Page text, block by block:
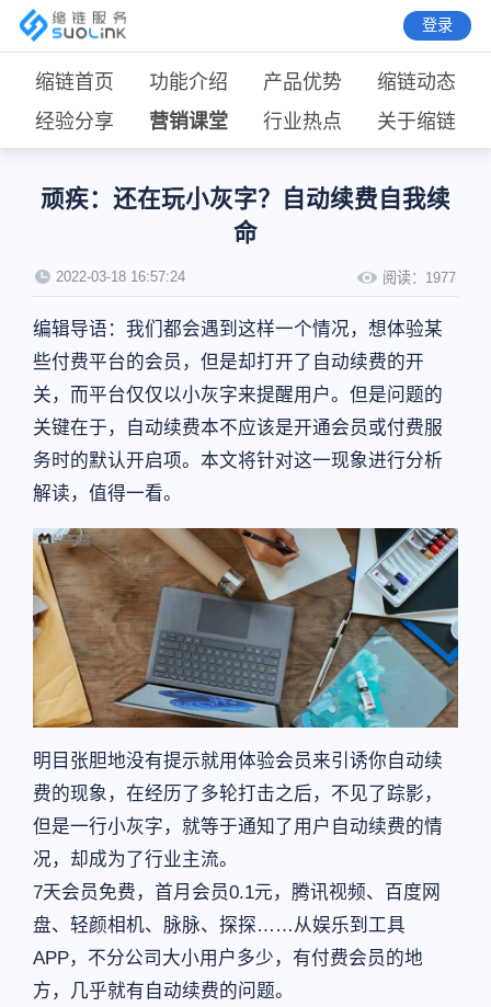
登录
缩链首页 功能介绍 产品优势
缩链动态
经验分享
营销课堂 行业热点 关于缩链
顽疾：还在玩小灰字？自动续费自我续
命
2022-03-18 16:57:24 阅读： 1977
编辑导语：我们都会遇到这样一个情况，想体验某
些付费平台的会员，但是却打开了自动续费的开
关，而平台仅仅以小灰字来提醒用户。但是问题的
关键在于，自动续费本不应该是开通会员或付费服
务时的默认开启项。本文将针对这一现象进行分析
解读，值得一看。
明目张胆地没有提示就用体验会员来引诱你自动续
费的现象，在经历了多轮打击之后，不见了踪影，
但是一行小灰字，就等于通知了用户自动续费的情
况，却成为了行业主流。
7天会员免费，首月会员0.1元，腾讯视频、百度网
盘、轻颜相机、脉脉、探探……从娱乐到工具
APP，不分公司大小用户多少，有付费会员的地
方，几乎就有自动续费的问题。